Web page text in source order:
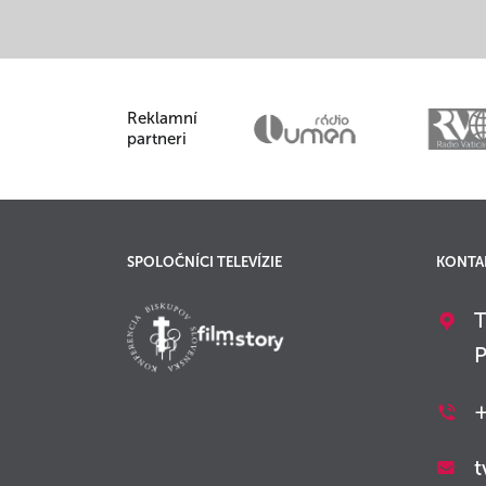
Reklamní
partneri
SPOLOČNÍCI TELEVÍZIE